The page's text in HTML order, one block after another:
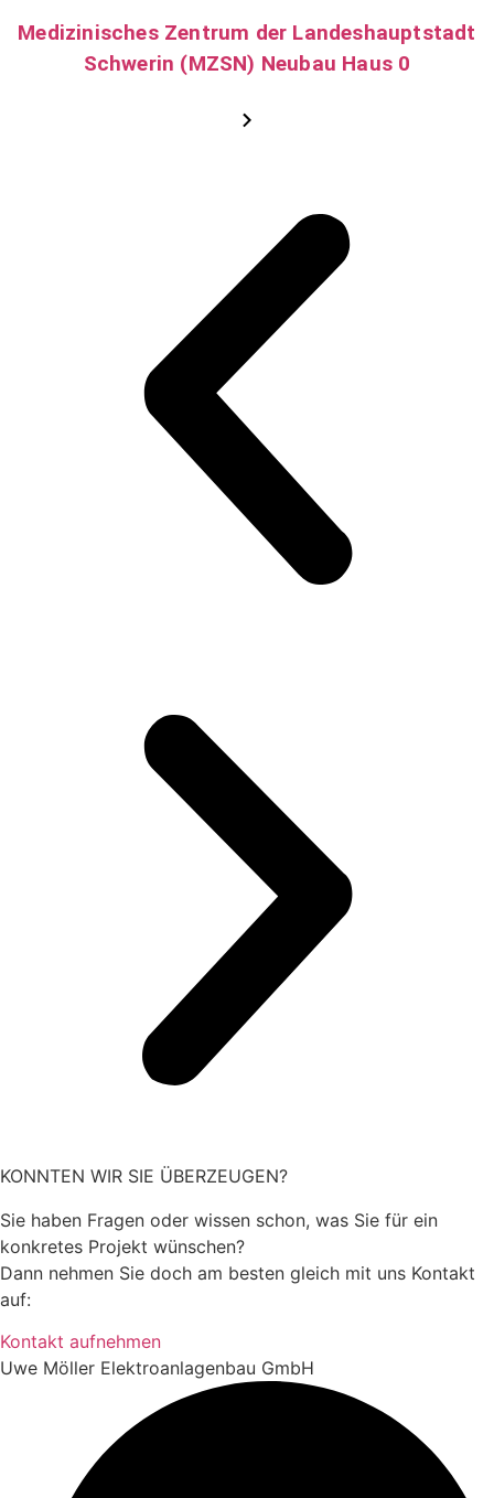
Medizinisches Zentrum der Landeshauptstadt
Schwerin (MZSN) Neubau Haus 0
KONNTEN WIR SIE ÜBERZEUGEN?
Sie haben Fragen oder wissen schon, was Sie für ein
konkretes Projekt wünschen?
Dann nehmen Sie doch am besten gleich mit uns Kontakt
auf:
Kontakt aufnehmen
Uwe Möller Elektroanlagenbau GmbH